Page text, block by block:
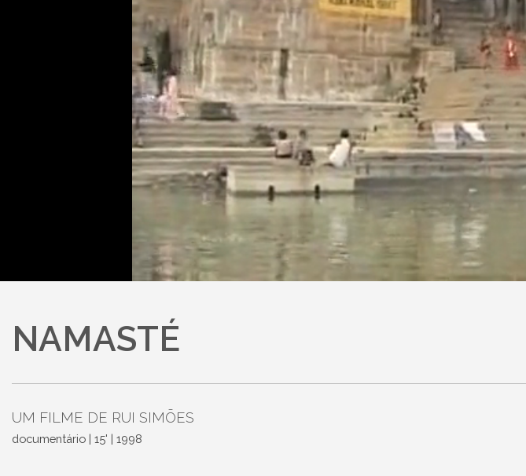
NAMASTÉ
UM FILME DE RUI SIMÕES
documentário | 15' | 1998